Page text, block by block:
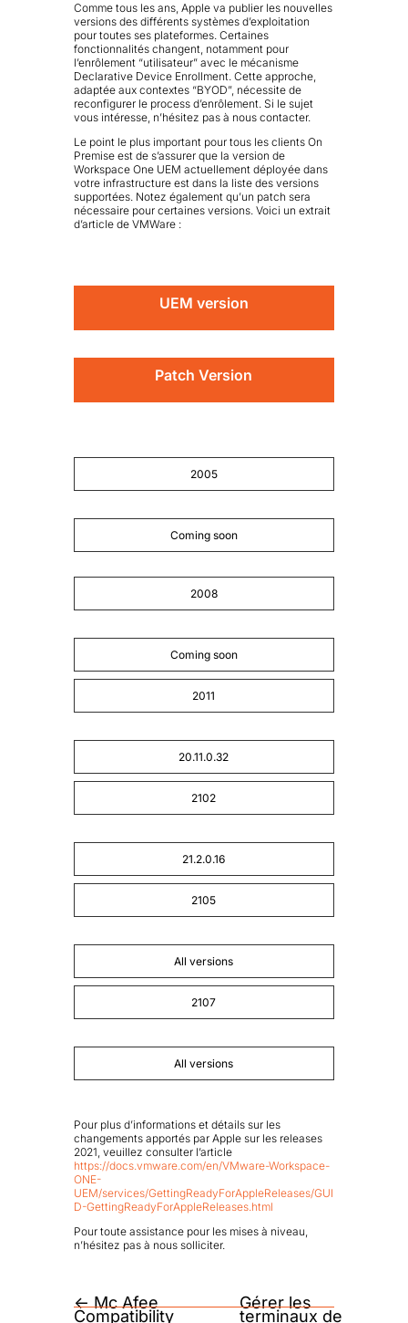
Comme tous les ans, Apple va publier les nouvelles
versions des différents systèmes d’exploitation
pour toutes ses plateformes. Certaines
fonctionnalités changent, notamment pour
l’enrôlement “utilisateur” avec le mécanisme
Declarative Device Enrollment. Cette approche,
adaptée aux contextes “BYOD”, nécessite de
reconfigurer le process d’enrôlement. Si le sujet
vous intéresse, n’hésitez pas à nous contacter.
Le point le plus important pour tous les clients On
Premise est de s’assurer que la version de
Workspace One UEM actuellement déployée dans
votre infrastructure est dans la liste des versions
supportées. Notez également qu’un patch sera
nécessaire pour certaines versions. Voici un extrait
d’article de VMWare :
UEM version
Patch Version
2005
Coming soon
2008
Coming soon
2011
20.11.0.32
2102
21.2.0.16
2105
All versions
2107
All versions
Pour plus d’informations et détails sur les
changements apportés par Apple sur les releases
2021, veuillez consulter l’article
https://docs.vmware.com/en/VMware-Workspace-
ONE-
UEM/services/GettingReadyForAppleReleases/GUI
D-GettingReadyForAppleReleases.html
Pour toute assistance pour les mises à niveau,
n’hésitez pas à nous solliciter.
←Mc Afee
Compatibility
Gérer les
terminaux de